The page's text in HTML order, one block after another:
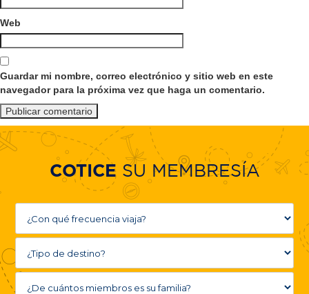
Web
Guardar mi nombre, correo electrónico y sitio web en este
navegador para la próxima vez que haga un comentario.
COTICE SU MEMBRESÍA